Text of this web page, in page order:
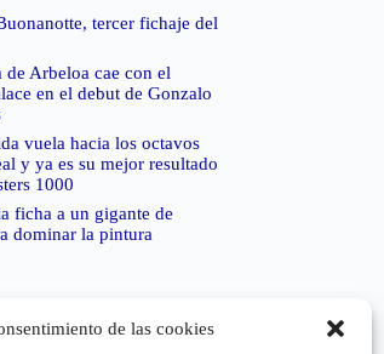
de las cookies
tercer fichaje del
de Arbeloa cae con el
en el debut de Gonzalo
vuela hacia los octavos
y ya es su mejor resultado
1000
ficha a un gigante de
dominar la pintura
unsupported status code